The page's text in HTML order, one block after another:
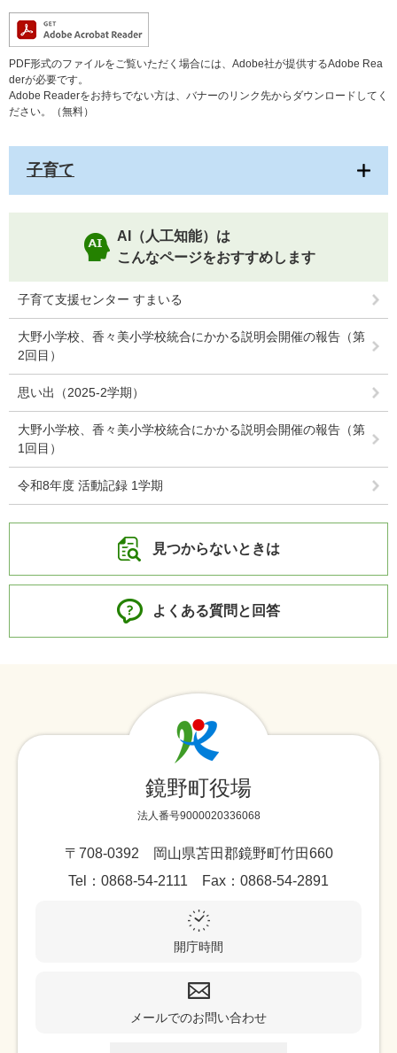
PDF形式のファイルをご覧いただく場合には、Adobe社が提供するAdobe Rea
derが必要です。
Adobe Readerをお持ちでない方は、バナーのリンク先からダウンロードしてく
ださい。（無料）
子育て
AI（人工知能）は
こんなページをおすすめします
子育て支援センター すまいる
大野小学校、香々美小学校統合にかかる説明会開催の報告（第
2回目）
思い出（2025-2学期）
大野小学校、香々美小学校統合にかかる説明会開催の報告（第
1回目）
令和8年度 活動記録 1学期
見つからないときは
よくある質問と回答
鏡野町役場
法人番号9000020336068
〒708-0392 岡山県苫田郡鏡野町竹田660
Tel：0868-54-2111 Fax：0868-54-2891
開庁時間
メールでのお問い合わせ